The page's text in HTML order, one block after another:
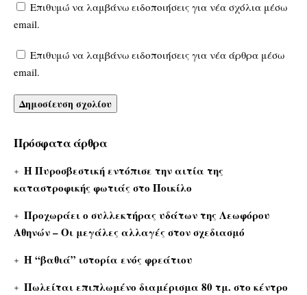
Επιθυμώ να λαμβάνω ειδοποιήσεις για νέα σχόλια μέσω
email.
Επιθυμώ να λαμβάνω ειδοποιήσεις για νέα άρθρα μέσω
email.
Πρόσφατα άρθρα
Η Πυροσβεστική εντόπισε την αιτία της
καταστροφικής φωτιάς στο Ποικίλο
Προχωράει ο συλλεκτήρας υδάτων της Λεωφόρου
Αθηνών – Οι μεγάλες αλλαγές στον σχεδιασμό
Η “βαθιά” ιστορία ενός φρεάτιου
Πωλείται επιπλωμένο διαμέρισμα 80 τμ. στο κέντρο